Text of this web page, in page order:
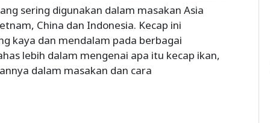
sering digunakan dalam masakan Asia
China dan Indonesia. Kecap ini
kaya dan mendalam pada berbagai
lebih dalam mengenai apa itu kecap ikan,
dalam masakan dan cara